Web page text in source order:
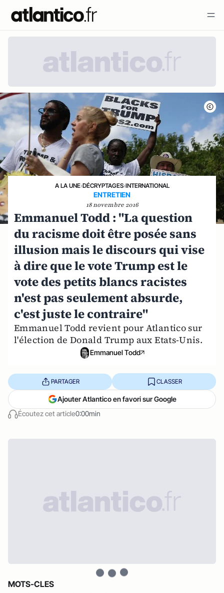
A LA UNE›DÉCRYPTAGES›INTERNATIONAL
ENTRETIEN
18 novembre 2016
Emmanuel Todd : "La question
du racisme doit être posée sans
illusion mais le discours qui vise
à dire que le vote Trump est le
vote des petits blancs racistes
n'est pas seulement absurde,
c'est juste le contraire"
Emmanuel Todd revient pour Atlantico sur
l'élection de Donald Trump aux Etats-Unis.
Emmanuel Todd
Écoutez cet article0:00min
PARTAGER CLASSER
Ajouter Atlantico en favori sur Google
MOTS-CLES